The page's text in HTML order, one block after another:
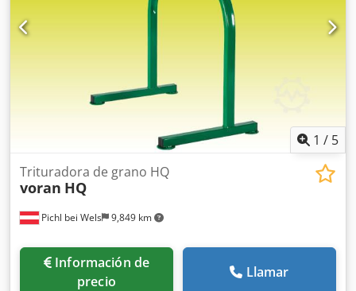
1 / 5
Pichl bei Wels 9,849 km
Trituradora de grano HQ
voran HQ
Información de
precio
Llamar